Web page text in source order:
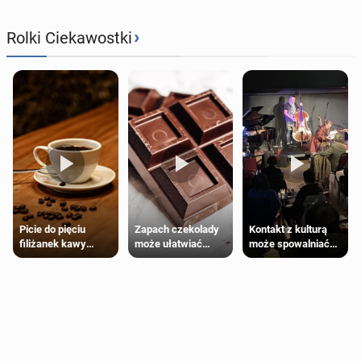
Rolki Ciekawostki›
Picie do pięciu
filiżanek kawy
dziennie jest
Zapach czekolady
może ułatwiać
trening siłowy
Kontakt z kulturą
może spowalniać
starzenie